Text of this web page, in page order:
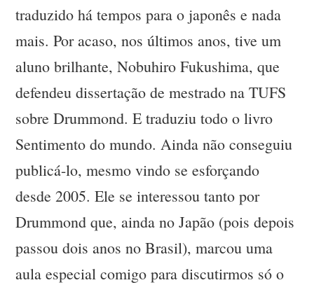
traduzido há tempos para o japonês e nada
mais. Por acaso, nos últimos anos, tive um
aluno brilhante, Nobuhiro Fukushima, que
defendeu dissertação de mestrado na TUFS
sobre Drummond. E traduziu todo o livro
Sentimento do mundo. Ainda não conseguiu
publicá-lo, mesmo vindo se esforçando
desde 2005. Ele se interessou tanto por
Drummond que, ainda no Japão (pois depois
passou dois anos no Brasil), marcou uma
aula especial comigo para discutirmos só o